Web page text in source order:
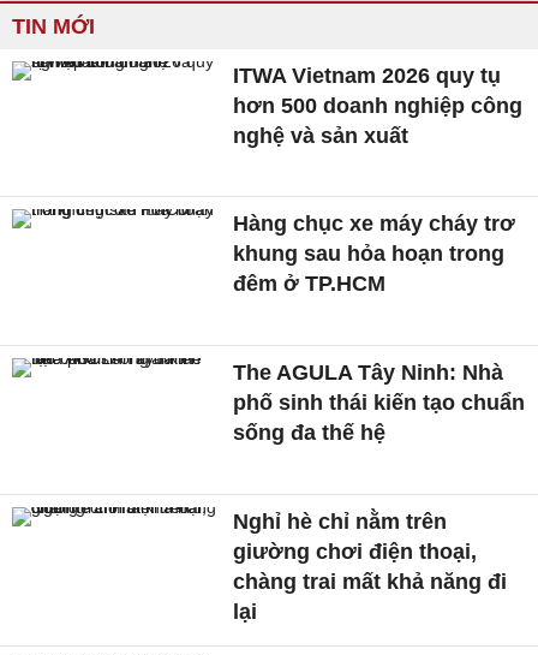
TIN MỚI
ITWA Vietnam 2026 quy tụ
hơn 500 doanh nghiệp công
nghệ và sản xuất
Hàng chục xe máy cháy trơ
khung sau hỏa hoạn trong
đêm ở TP.HCM
The AGULA Tây Ninh: Nhà
phố sinh thái kiến tạo chuẩn
sống đa thế hệ
Nghỉ hè chỉ nằm trên
giường chơi điện thoại,
chàng trai mất khả năng đi
lại